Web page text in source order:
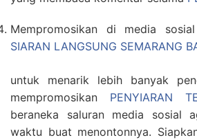
Mempromosikan di media
SIARAN LANGSUNG SEMARANG
untuk menarik lebih banyak
mempromosikan PENYIARAN
beraneka saluran media sosial
waktu buat menontonnya.